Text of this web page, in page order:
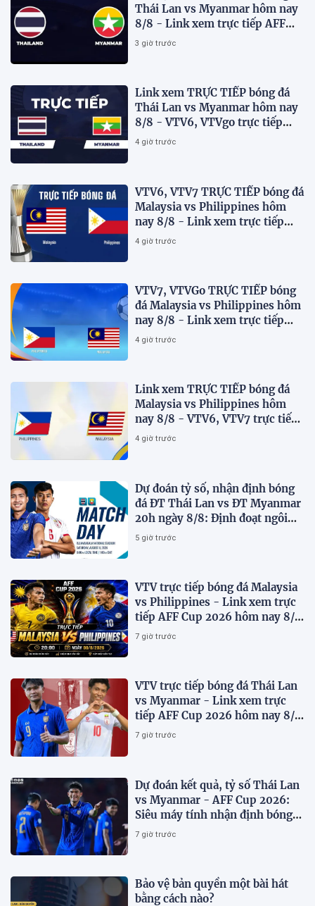
Thái Lan vs Myanmar hôm nay
8/8 - Link xem trực tiếp AFF
Cup 2026 mới nhất
3 giờ trước
Link xem TRỰC TIẾP bóng đá
Thái Lan vs Myanmar hôm nay
8/8 - VTV6, VTVgo trực tiếp
AFF Cup 2026
4 giờ trước
VTV6, VTV7 TRỰC TIẾP bóng đá
Malaysia vs Philippines hôm
nay 8/8 - Link xem trực tiếp
AFF Cup 2026 mới nhất
4 giờ trước
VTV7, VTVGo TRỰC TIẾP bóng
đá Malaysia vs Philippines hôm
nay 8/8 - Link xem trực tiếp
AFF Cup 2026 mới nhất
4 giờ trước
Link xem TRỰC TIẾP bóng đá
Malaysia vs Philippines hôm
nay 8/8 - VTV6, VTV7 trực tiếp
AFF Cup 2026
4 giờ trước
Dự đoán tỷ số, nhận định bóng
đá ĐT Thái Lan vs ĐT Myanmar
20h ngày 8/8: Định đoạt ngôi
đầu bảng
5 giờ trước
VTV trực tiếp bóng đá Malaysia
vs Philippines - Link xem trực
tiếp AFF Cup 2026 hôm nay 8/8
trên VTV7
7 giờ trước
VTV trực tiếp bóng đá Thái Lan
vs Myanmar - Link xem trực
tiếp AFF Cup 2026 hôm nay 8/8
trên VTV6
7 giờ trước
Dự đoán kết quả, tỷ số Thái Lan
vs Myanmar - AFF Cup 2026:
Siêu máy tính nhận định bóng
đá hôm nay 8/8
7 giờ trước
Bảo vệ bản quyền một bài hát
bằng cách nào?